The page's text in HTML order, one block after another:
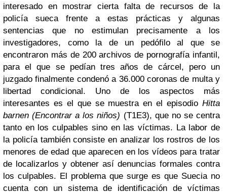
interesado en mostrar cierta falta de recursos de la
policía sueca frente a estas prácticas y algunas
sentencias que no estimulan precisamente a los
investigadores, como la de un pedófilo al que se
encontraron más de 200 archivos de pornografía infantil,
para el que se pedían tres años de cárcel, pero un
juzgado finalmente condenó a 36.000 coronas de multa y
libertad condicional. Uno de los aspectos más
interesantes es el que se muestra en el episodio Hitta
barnen (Encontrar a los niños) (T1E3), que no se centra
tanto en los culpables sino en las víctimas. La labor de
la policía también consiste en analizar los rostros de los
menores de edad que aparecen en los vídeos para tratar
de localizarlos y obtener así denuncias formales contra
los culpables. El problema que surge es que Suecia no
cuenta con un sistema de identificación de víctimas